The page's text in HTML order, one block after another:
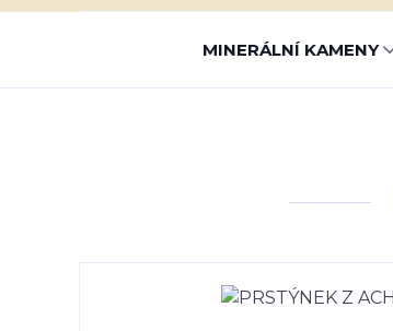
MINERÁLNÍ KAMENY